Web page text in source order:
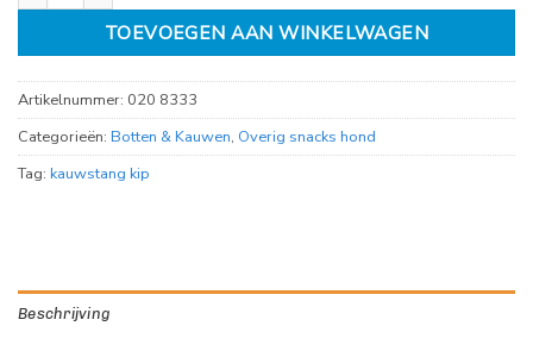
TOEVOEGEN AAN WINKELWAGEN
Artikelnummer: 020 8333
Categorieën: Botten & Kauwen, Overig snacks hond
Tag: kauwstang kip
Beschrijving